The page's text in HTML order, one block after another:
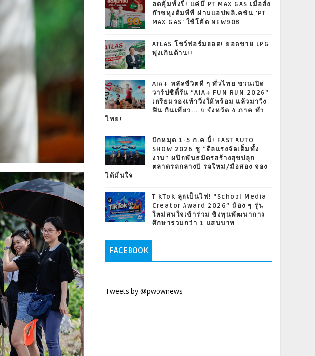
ลดคุ้มทั้งปี! แค่มี PT MAX GAS เมื่อสั่ง
ก๊าซหุงต้มพีที ผ่านแอปพลิเคชัน 'PT
MAX GAS' ใช้โค้ด NEW90B
ATLAS โชว์ฟอร์มฮอต! ยอดขาย LPG
พุ่งเกินต้าน!!
AIA+ พลัสชีวิตดี ๆ ทั่วไทย ชวนเปิด
วาร์ปซิตี้รัน “AIA+ FUN RUN 2026”
เตรียมรองเท้าวิ่งให้พร้อม แล้วมาวิ่ง
ฟิน กินเที่ยว... 4 จังหวัด 4 ภาค ทั่ว
ไทย!
ปักหมุด 1-5 ก.ค.นี้! FAST AUTO
SHOW 2026 ชู “ดีลแรงจัดเต็มทั้ง
งาน” ผนึกพันธมิตรสร้างสุขปลุก
ตลาดรถกลางปี รถใหม่/มือสอง จอง
ได้มั่นใจ
TikTok ลุกเป็นไฟ! “School Media
Creator Award 2026” น้อง ๆ รุ่น
ใหม่สนใจเข้าร่วม ชิงทุนพัฒนาการ
ศึกษารวมกว่า 1 แสนบาท
FACEBOOK
Tweets by @pwownews